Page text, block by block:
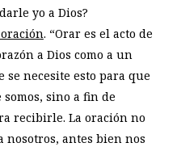
yo a Dios?
. “Orar es el acto de
a Dios como a un
se necesite esto para que
somos, sino a fin de
recibirle. La oración no
nosotros, antes bien nos